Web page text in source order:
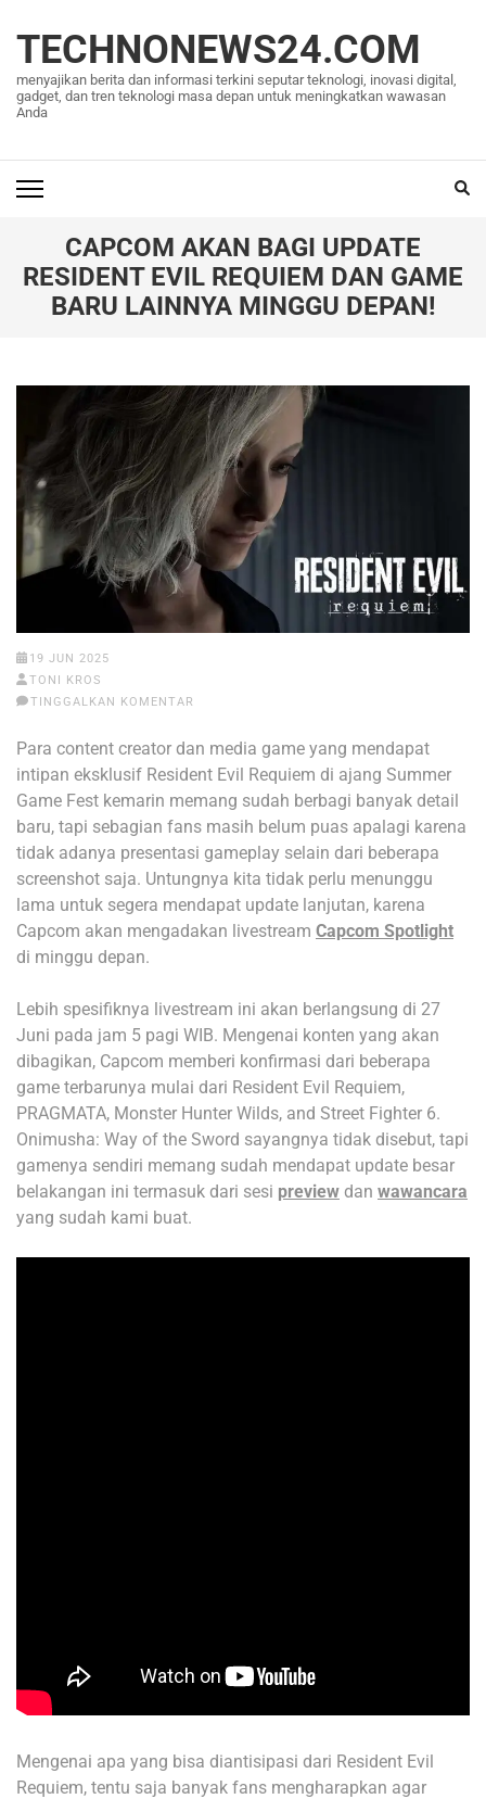
konten
(Tekan
Enter)
TECHNONEWS24.COM
menyajikan berita dan informasi terkini seputar teknologi, inovasi digital,
gadget, dan tren teknologi masa depan untuk meningkatkan wawasan
Anda
CAPCOM AKAN BAGI UPDATE
RESIDENT EVIL REQUIEM DAN GAME
BARU LAINNYA MINGGU DEPAN!
19 JUN 2025
TONI KROS
TINGGALKAN KOMENTAR
Para content creator dan media game yang mendapat
intipan eksklusif Resident Evil Requiem di ajang Summer
Game Fest kemarin memang sudah berbagi banyak detail
baru, tapi sebagian fans masih belum puas apalagi karena
tidak adanya presentasi gameplay selain dari beberapa
screenshot saja. Untungnya kita tidak perlu menunggu
lama untuk segera mendapat update lanjutan, karena
Capcom akan mengadakan livestream Capcom Spotlight
di minggu depan.
Lebih spesifiknya livestream ini akan berlangsung di 27
Juni pada jam 5 pagi WIB. Mengenai konten yang akan
dibagikan, Capcom memberi konfirmasi dari beberapa
game terbarunya mulai dari Resident Evil Requiem,
PRAGMATA, Monster Hunter Wilds, and Street Fighter 6.
Onimusha: Way of the Sword sayangnya tidak disebut, tapi
gamenya sendiri memang sudah mendapat update besar
belakangan ini termasuk dari sesi preview dan wawancara
yang sudah kami buat.
Mengenai apa yang bisa diantisipasi dari Resident Evil
Requiem, tentu saja banyak fans mengharapkan agar